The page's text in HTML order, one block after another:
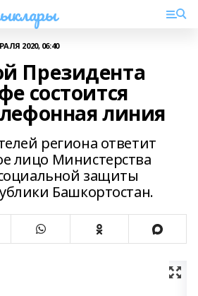
2020, 06:40
Президента
состоится
линия
региона ответит
лицо Министерства
защиты
Башкортостан.